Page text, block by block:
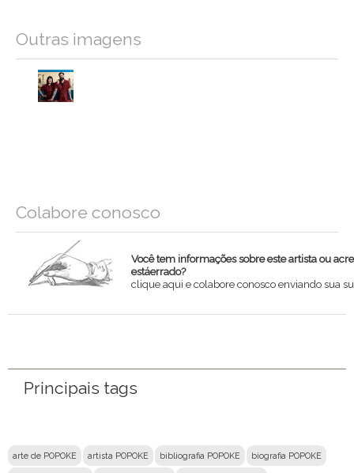
Outras imagens
Colabore conosco
Você tem informações sobre este artista ou
estáerrado?
clique aqui e colabore conosco enviando sua
Principais tags
arte de POPOKE artista POPOKE bibliografia POPOKE biografia POPOKE